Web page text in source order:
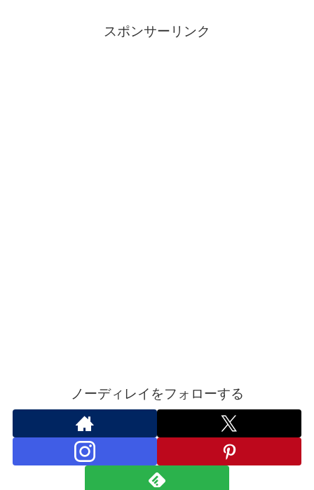
スポンサーリンク
ノーディレイをフォローする